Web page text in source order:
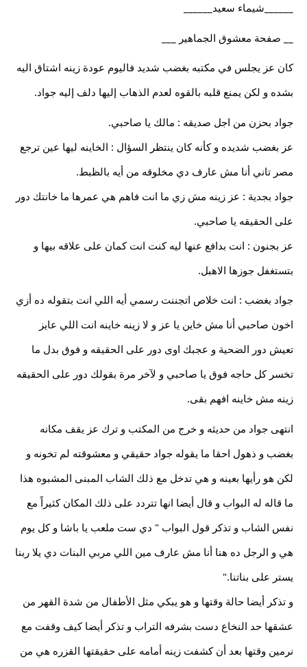
______شيماء سعيد______
__ صفحة معشوق الجماهير ___
كان عز يجلس في مكتبه بغضب شديد فاليوم عودة زينه اشتاق اليه
بشده و لكن يمنع قلبه بالقوه لعدم الذهاب إليها دلف إليه جواد.
جواد بحزن من اجل صديقه : مالك يا صاحبي.
عز بغضب شديده و كأنه كان ينتظر السؤال : الخاينه ليها عين ترجع
مصر تاني أنا مش عارف دي مخلوقه من أيه بالظبط.
جواد بجدية : عز زينه مش زي ما انت فاهم هي عمرها ما خانتك دور
على الحقيقه يا صاحبي.
عز بجنون : انت بدافع عنها ليه كنت انت كمان على علاقه بيها و
بتستغفل جوزها الاهبل.
جواد بغضب : انت خلاص اتجننت رسمي أيه اللي انت بتقوله ده أزي
اخون صاحبي أنا مش خاين يا عز و لا زينه خاينه انت اللي عايز
تعيش دور الضحية و عجبك اوى دور على الحقيقه و فوق بدل ما
تخسر كل حاجه فوق يا صاحبي و لآخر مرة بقولك دور على الحقيقه
زينه مش خاينه افهم بقى.
انتهى جواد من حديثه و خرج من المكتب و ترك عز يقف مكانه
بغضب و ذهول احقا ما يقوله جواد حقيقي و معشوقته لم تخونه و
لكن هو رأيها بعينه و هي تدخل مع ذلك الشاب المبنى المشبوه هذا
ما قاله له البواب و قال أيضا انها تتردد على ذلك المكان كثيراً مع
نفس الشاب و تذكر قول البواب " دي ست ملعب يا باشا و كل يوم
هي و الرجل ده هنا أنا مش عارف مين اللي مربي البنات دي يلا ربنا
يستر على بناتنا."
و تذكر أيضا حالة وقتها و هو يبكي مثل الأطفال من شدة القهر من
عشقها حد النخاع دست بشرفه التراب و تذكر أيضا كيف وقفت مع
نرمين وقتها بعد أن كشفت زينه أمامه على حقيقتها القزره هي من